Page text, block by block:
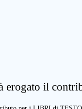
erogato il